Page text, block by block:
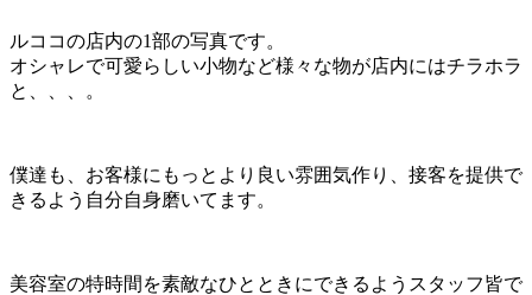
ルココの店内の1部の写真です。
オシャレで可愛らしい小物など様々な物が店内にはチラホラ
と、、、。
僕達も、お客様にもっとより良い雰囲気作り、接客を提供で
きるよう自分自身磨いてます。
美容室の特時間を素敵なひとときにできるようスタッフ皆で